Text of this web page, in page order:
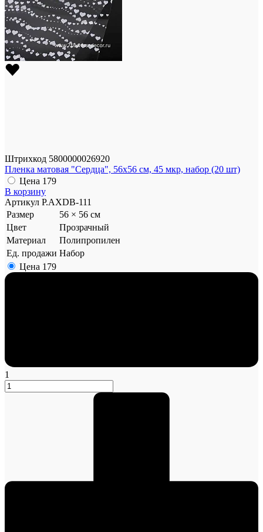
Штрихкод 5800000026920
Пленка матовая "Сердца", 56x56 см, 45 мкр, набор (20 шт)
Цена 179
В корзину
Артикул P.AXDB-111
Размер
56 × 56 см
Цвет
Прозрачный
Материал
Полипропилен
Ед. продажи Набор
Цена 179
1